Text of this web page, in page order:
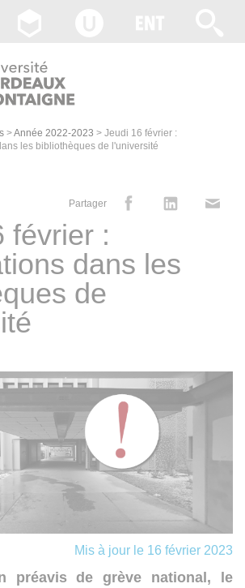
>Année 2022-2023 > Jeudi 16 février :
les bibliothèques de l'université
Partager
février :
dans les
de
Mis à jour le 16 février 2023
préavis de grève national, le